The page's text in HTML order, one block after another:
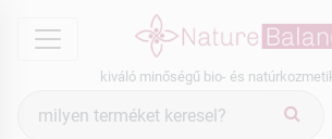
menu
kiváló minőségű bio- és
keresés